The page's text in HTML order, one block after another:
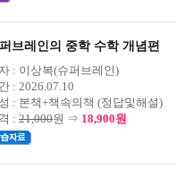
브레인의 중학 수학 개념편
: 이상복(슈퍼브레인)
: 2026.07.10
: 본책+책속의책 (정답및해설)
: 21,000원 ⇒ 18,900원